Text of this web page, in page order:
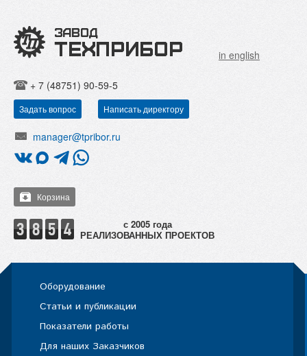
in english
+ 7 (48751) 90-59-5
Задать вопрос Написать директору
manager@tpribor.ru
Корзина
РЕАЛИЗОВАННЫХ ПРОЕКТОВ
Оборудование
Статьи и публикации
Показатели работы
Для наших Заказчиков